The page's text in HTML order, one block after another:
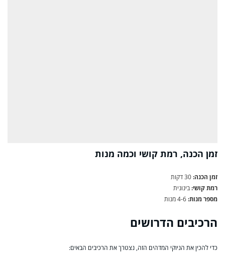
זמן הכנה, רמת קושי וכמה מנות
זמן הכנה:
רמת קושי:בינונית
מספר מנות:
הרכיבים הדרושים
כדי להכין את הניוקי המדהים הזה, נצטרך את הרכיבים הבאים: